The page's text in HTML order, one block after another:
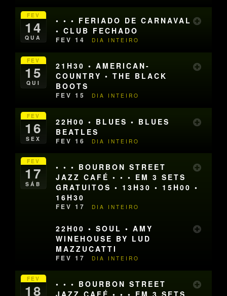
FEV
14
QUA
• • • FERIADO DE CARNAVAL
• CLUB FECHADO
FEV 14 DIA INTEIRO
FEV
15
QUI
21H30 • AMERICAN-
COUNTRY • THE BLACK
BOOTS
FEV 15 DIA INTEIRO
FEV
16
SEX
22H00 • BLUES • BLUES
BEATLES
FEV 16 DIA INTEIRO
FEV
17
SÁB
• • • BOURBON STREET
JAZZ CAFÉ • • • EM 3 SETS
GRATUITOS • 13H30 • 15H00 •
16H30
FEV 17 DIA INTEIRO
22H00 • SOUL • AMY
WINEHOUSE BY LUD
MAZZUCATTI
FEV 17 DIA INTEIRO
FEV
18
• • • BOURBON STREET